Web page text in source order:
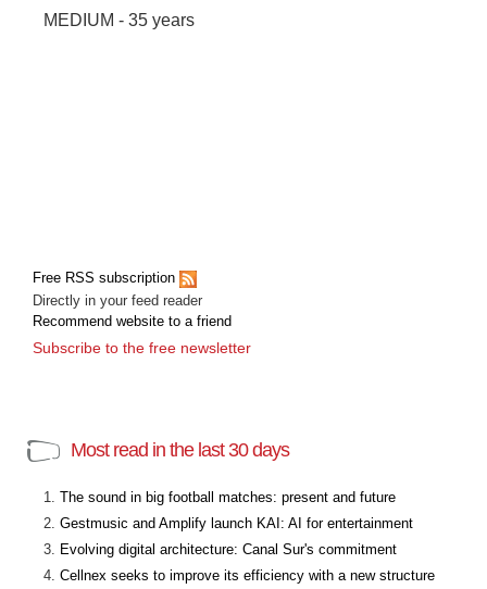
MEDIUM - 35 years
Free RSS subscription
Directly in your feed reader
Recommend website to a friend
Subscribe to the free newsletter
Most read in the last 30 days
The sound in big football matches: present and future
Gestmusic and Amplify launch KAI: AI for entertainment
Evolving digital architecture: Canal Sur's commitment
Cellnex seeks to improve its efficiency with a new structure